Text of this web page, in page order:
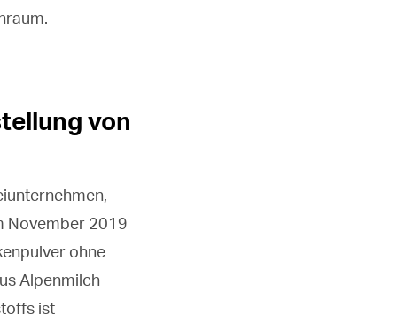
von
November 2019
ohne
Alpenmilch
ist